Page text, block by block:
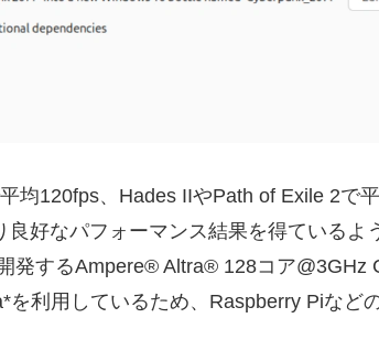
均120fps、Hades IIやPath of Exile 2で
好なパフォーマンス結果を得ているよ
発するAmpere® Altra® 128コア@3GHz
利用しているため、Raspberry Piなど